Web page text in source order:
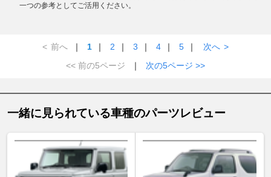
一つの参考としてご活用ください。
< 前へ ｜ 1 ｜ 2 ｜ 3 ｜ 4 ｜ 5 ｜ 次へ >
<< 前の5ページ
｜ 次の5ページ >>
一緒に見られている車種のパーツレビュー